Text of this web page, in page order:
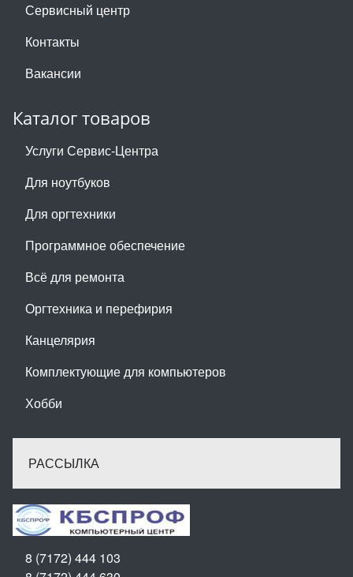
Сервисный центр
Контакты
Вакансии
Каталог товаров
Услуги Сервис-Центра
Для ноутбуков
Для оргтехники
Программное обеспечение
Всё для ремонта
Оргтехника и перефирия
Канцелярия
Комплектующие для компьютеров
Хобби
РАССЫЛКА
8 (7172) 444 103